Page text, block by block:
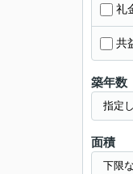
礼
共
築年数
面積